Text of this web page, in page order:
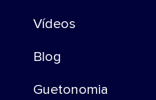
Vídeos
Blog
Guetonomia